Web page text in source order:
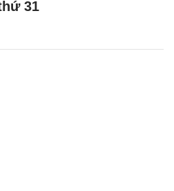
31